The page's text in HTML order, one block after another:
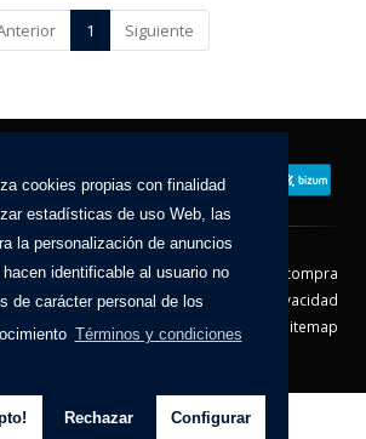
cookies propias con finalidad
estadísticas de uso Web, las
la personalización de anuncios
identificable al usuario no
de carácter personal de los
Términos y condiciones
Rechazar Configurar
1 Siguiente
Aviso Legal
Condiciones de compra
Política de devolución
Política de Privacidad
Política de Cookies
Sitemap